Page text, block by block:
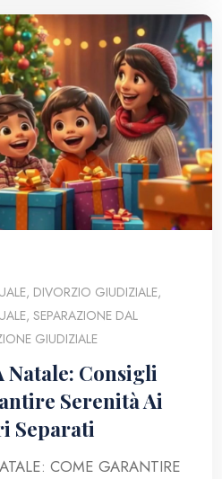
, DIVORZIO GIUDIZIALE,
,SEPARAZIONE DAL
GIUDIZIALE
Natale: Consigli
Serenità Ai
Separati
COME GARANTIRE